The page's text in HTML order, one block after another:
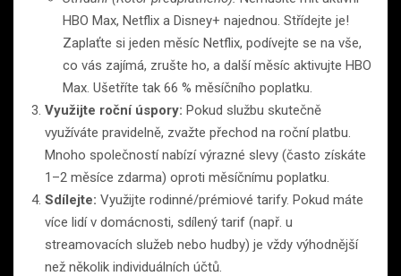
HBO Max, Netflix a Disney+ najednou. Střídejte je!
Zaplaťte si jeden měsíc Netflix, podívejte se na vše,
co vás zajímá, zrušte ho, a další měsíc aktivujte HBO
Max. Ušetříte tak 66 % měsíčního poplatku.
Využijte roční úspory: Pokud službu skutečně
využíváte pravidelně, zvažte přechod na roční platbu.
Mnoho společností nabízí výrazné slevy (často získáte
1–2 měsíce zdarma) oproti měsíčnímu poplatku.
Sdílejte: Využijte rodinné/prémiové tarify. Pokud máte
více lidí v domácnosti, sdílený tarif (např. u
streamovacích služeb nebo hudby) je vždy výhodnější
než několik individuálních účtů.